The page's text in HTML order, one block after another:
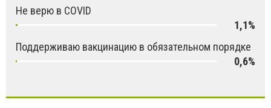
Не верю в COVID
1,1%
Поддерживаю вакцинацию в обязательном порядке
0,6%